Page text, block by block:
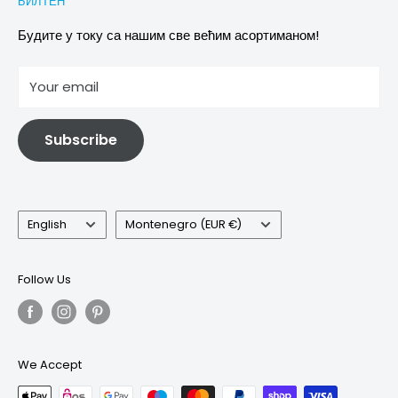
Images & references
Политика отказивања
Услови
Информације о електричној и електронској опреми
Будите у току са нашим све већим асортиманом!
Your email
Subscribe
Language
English Country/region
Montenegro (EUR €)
Follow Us
We Accept